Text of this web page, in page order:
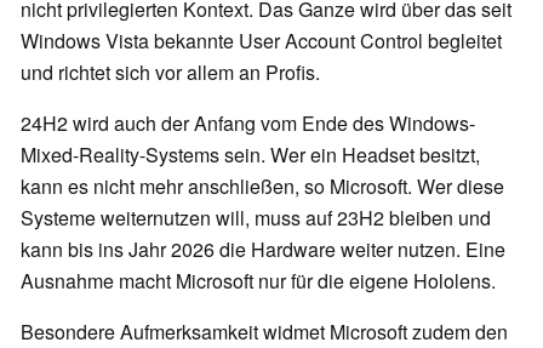
nicht privilegierten Kontext. Das Ganze wird über das seit
Windows Vista bekannte User Account Control begleitet
und richtet sich vor allem an Profis.
24H2 wird auch der Anfang vom Ende des Windows-
Mixed-Reality-Systems sein. Wer ein Headset besitzt,
kann es nicht mehr anschließen, so Microsoft. Wer diese
Systeme weiternutzen will, muss auf 23H2 bleiben und
kann bis ins Jahr 2026 die Hardware weiter nutzen. Eine
Ausnahme macht Microsoft nur für die eigene Hololens.
Besondere Aufmerksamkeit widmet Microsoft zudem den